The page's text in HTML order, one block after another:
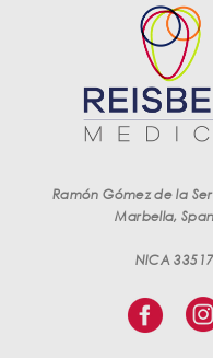
Ramón Gómez de la
Marbella,
NICA 33517